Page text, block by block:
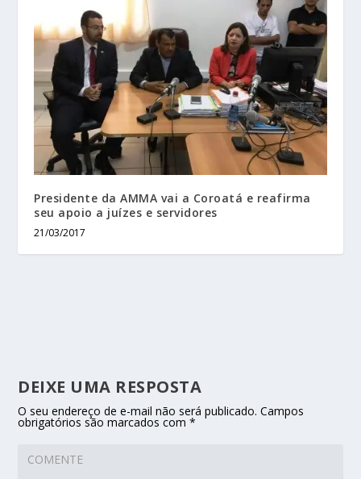
Presidente da AMMA vai a Coroatá e reafirma
seu apoio a juízes e servidores
21/03/2017
DEIXE UMA RESPOSTA
O seu endereço de e-mail não será publicado. Campos
obrigatórios são marcados com*